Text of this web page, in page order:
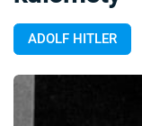
Témata
Témata
Pořady
ADOLF HITLER